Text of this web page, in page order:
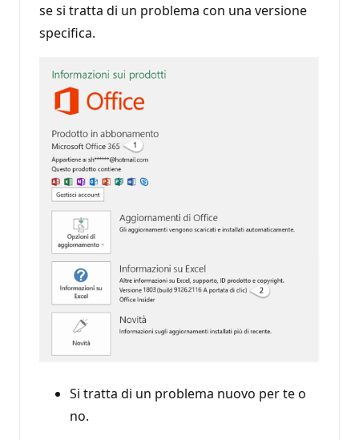
se si tratta di un problema con una versione
specifica.
Si tratta di un problema nuovo per te o
no.